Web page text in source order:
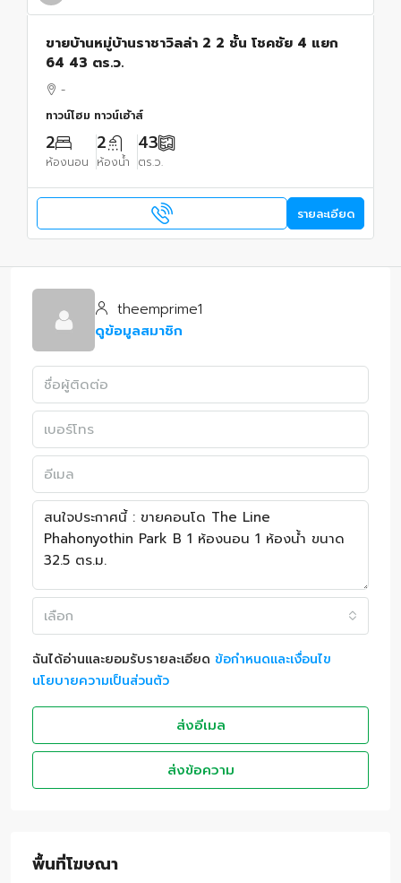
ขายบ้านหมู่บ้านราชาวิลล่า 2 2 ชั้น โชคชัย 4 แยก
64 43 ตร.ว.
-
ทาวน์โฮม ทาวน์เฮ้าส์
2
ห้องนอน
2
ห้องน้ำ
43
ตร.ว.
รายละเอียด
theemprime1
ดูข้อมูลสมาชิก
เลือก
ฉันได้อ่านและยอมรับรายละเอียด ข้อกำหนดและเงื่อนไข
นโยบายความเป็นส่วนตัว
ส่งอีเมล
ส่งข้อความ
พื้นที่โฆษณา